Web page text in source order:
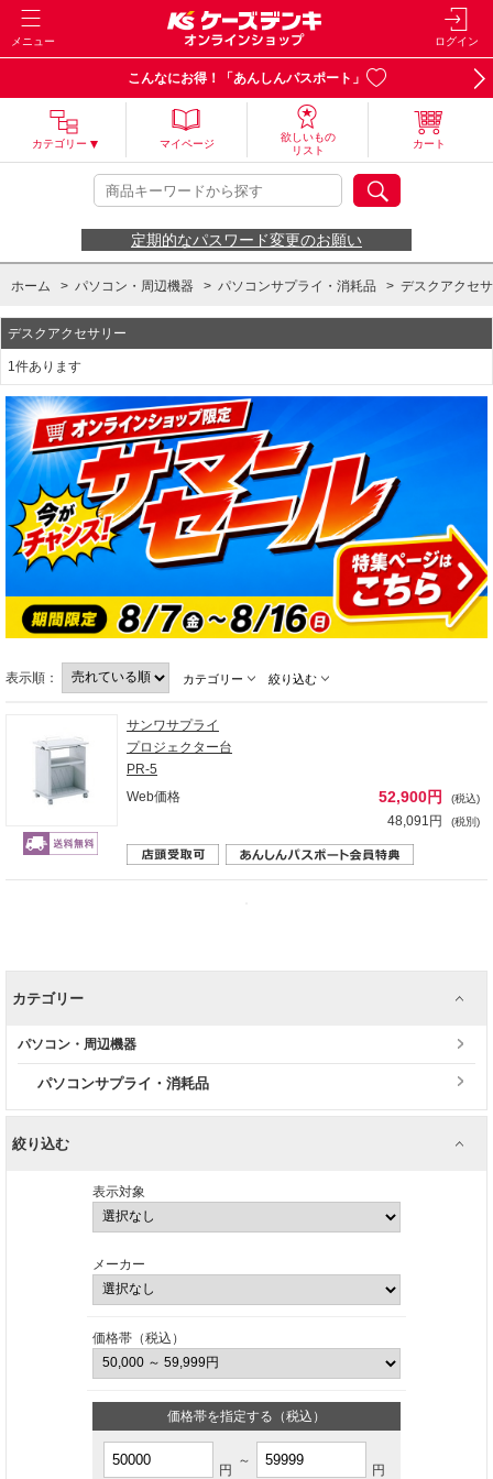
メニュー ログイン
こんなにお得！「あんしんパスポート」
カテゴリー マイページ
欲しいもの
リスト
カート
定期的なパスワード変更のお願い
ホーム > パソコン・周辺機器 > パソコンサプライ・消耗品 > デスクアクセ
デスクアクセサリー
1件あります
表示順： カテゴリー 絞り込む
サンワサプライ
プロジェクター台
PR-5
Web価格
52,900円 (税込)
48,091円 (税別)
カテゴリー
パソコン・周辺機器
パソコンサプライ・消耗品
絞り込む
表示対象
メーカー
価格帯（税込）
価格帯を指定する（税込）
円
～
円